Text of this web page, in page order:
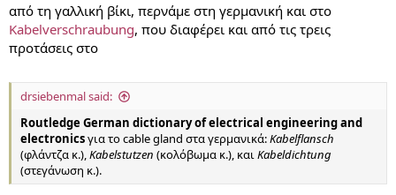
από τη γαλλική βίκι, περνάμε στη γερμανική και στο
Kabelverschraubung, που διαφέρει και από τις τρεις
προτάσεις στο
drsiebenmal said:
Routledge German dictionary of electrical engineering and
electronicsγια το cable gland στα γερμανικά:Kabelflansch
(φλάντζα κ.),Kabelstutzen (κολόβωμα κ.), καιKabeldichtung
(στεγάνωση κ.).